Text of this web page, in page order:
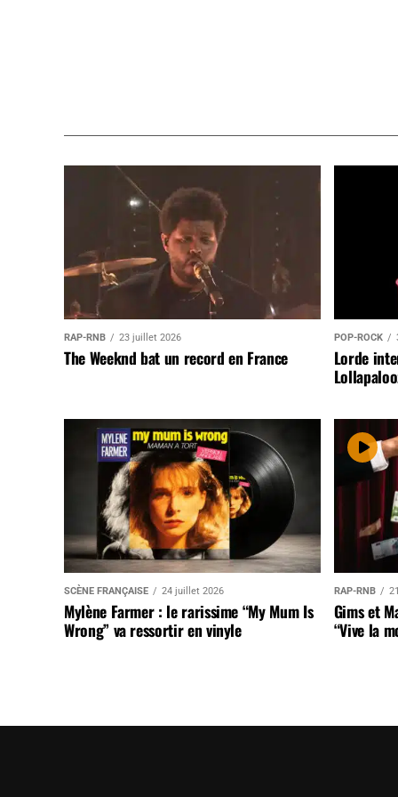
RAP-RNB 23 juillet 2026
The Weeknd bat un record en France
POP-ROCK
Lorde
SCÈNE FRANÇAISE 24 juillet 2026
Mylène Farmer : le rarissime “My Mum Is
Wrong” va ressortir en vinyle
RAP-RNB
Gims et
“Vive la